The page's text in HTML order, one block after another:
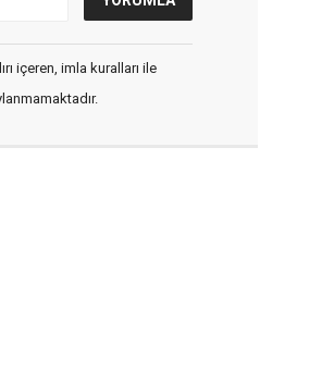
içeren, imla kuralları ile